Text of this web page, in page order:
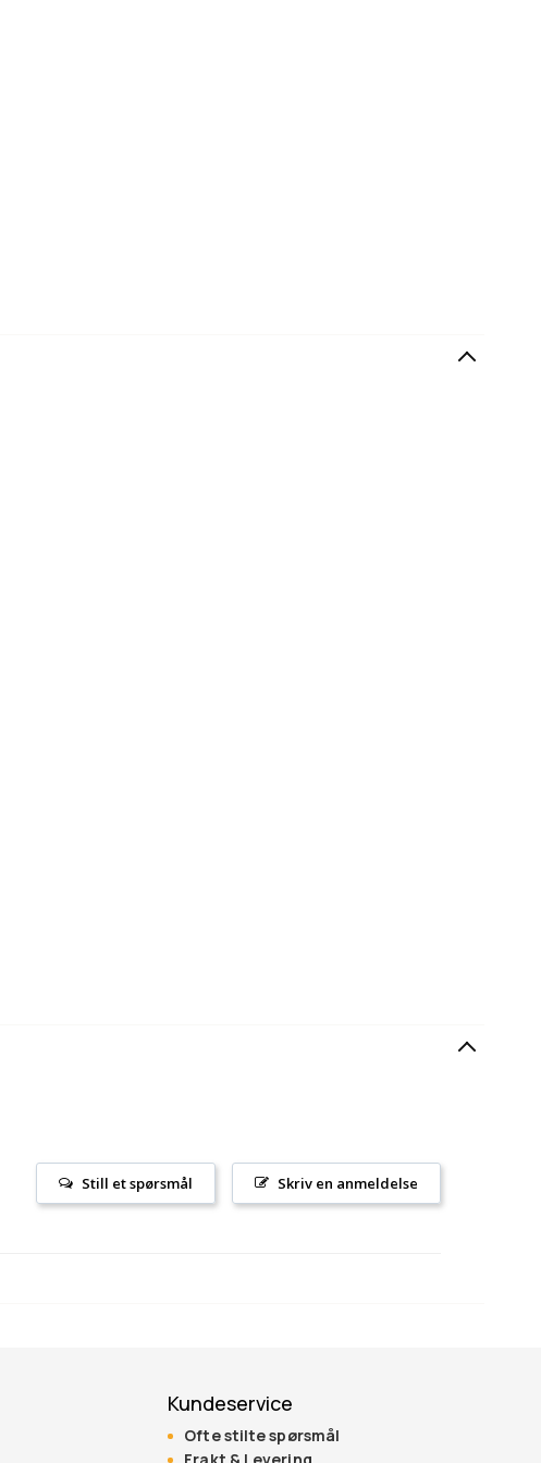
Skriv en anmeldelse
Still et spørsmål
Kundeservice
Ofte stilte spørsmål